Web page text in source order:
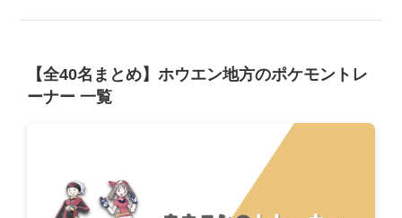
【全40名まとめ】ホウエン地方のポケモントレ
ーナー 一覧